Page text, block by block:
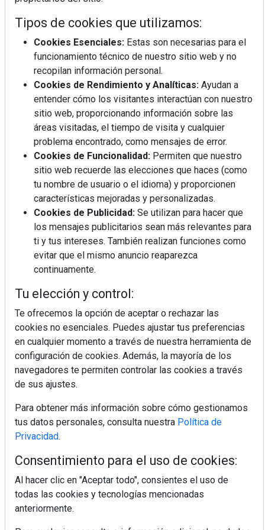
este verano
Ideas fáciles para llevar de
Calor y tensión arterial: las
claves para cuidar tu
organismo
Destinos españoles donde
las noches siguen siendo
frescas en verano
Repasamos los looks
tendencia de los jugadores
de La Roja (I)
El auge de las bebidas
fermentadas: opciones
refrescantes para cuidar el
bienestar
Cómo llegar a septiembre
con el cabello rubio
impecable. Nos lo cuenta la
experta Viktoria Petrova
Regístrate y accede a
contenidos exclusivos
Tipos de cookies que utilizamos:
Cookies Esenciales: Estas son necesarias para el
funcionamiento técnico de nuestro sitio web y no
recopilan información personal.
Cookies de Rendimiento y Analíticas: Ayudan a
entender cómo los visitantes interactúan con nuestro
sitio web, proporcionando información sobre las
áreas visitadas, el tiempo de visita y cualquier
problema encontrado, como mensajes de error.
Cookies de Funcionalidad: Permiten que nuestro
sitio web recuerde las elecciones que haces (como
tu nombre de usuario o el idioma) y proporcionen
características mejoradas y personalizadas.
Cookies de Publicidad: Se utilizan para hacer que
los mensajes publicitarios sean más relevantes para
ti y tus intereses. También realizan funciones como
evitar que el mismo anuncio reaparezca
continuamente.
Tu elección y control:
Te ofrecemos la opción de aceptar o rechazar las
cookies no esenciales. Puedes ajustar tus preferencias
en cualquier momento a través de nuestra herramienta de
configuración de cookies. Además, la mayoría de los
navegadores te permiten controlar las cookies a través
de sus ajustes.
Para obtener más información sobre cómo gestionamos
tus datos personales, consulta nuestra Política de
Privacidad.
Consentimiento para el uso de cookies:
Al hacer clic en "Aceptar todo", consientes el uso de
todas las cookies y tecnologías mencionadas
anteriormente.